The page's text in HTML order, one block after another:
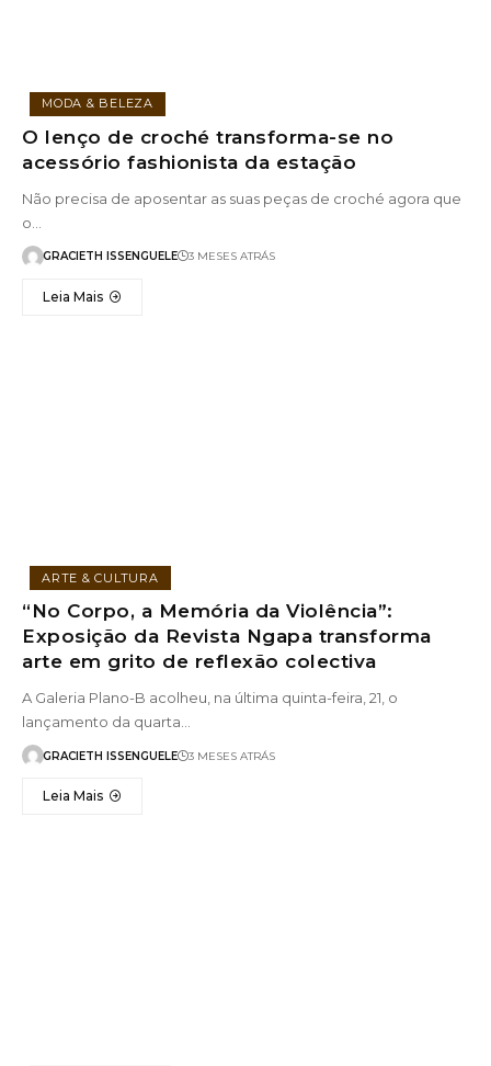
MODA & BELEZA
O lenço de croché transforma-se no
acessório fashionista da estação
Não precisa de aposentar as suas peças de croché agora que
o…
GRACIETH ISSENGUELE 3 MESES ATRÁS
Leia Mais
ARTE & CULTURA
“No Corpo, a Memória da Violência”:
Exposição da Revista Ngapa transforma
arte em grito de reflexão colectiva
A Galeria Plano-B acolheu, na última quinta-feira, 21, o
lançamento da quarta…
GRACIETH ISSENGUELE 3 MESES ATRÁS
Leia Mais